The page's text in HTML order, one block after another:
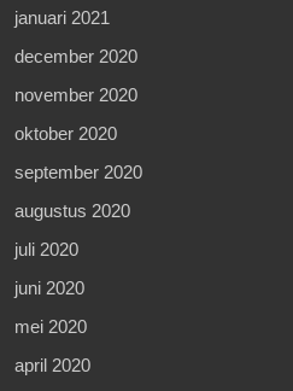
januari 2021
december 2020
november 2020
oktober 2020
september 2020
augustus 2020
juli 2020
juni 2020
mei 2020
april 2020